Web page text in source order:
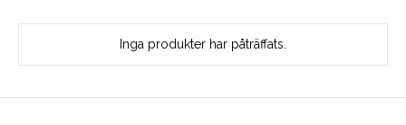
Inga produkter har påträffats.